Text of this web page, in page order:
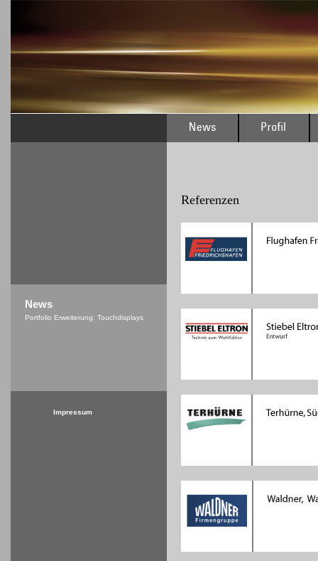
Referenzen
News
Portfolio Erweiterung: Touchdisplays
Impressum